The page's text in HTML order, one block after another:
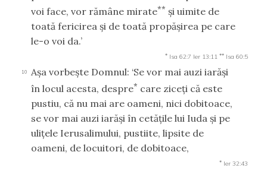
voi face, vor rămâne mirate** şi uimite de
toată fericirea şi de toată propăşirea pe care
le-o voi da.’
* Isa 62:7 Ier 13:11 ** Isa 60:5
10
Aşa vorbeşte Domnul: ‘Se vor mai auzi iarăşi
în locul acesta, despre* care ziceţi că este
pustiu, că nu mai are oameni, nici dobitoace,
se vor mai auzi iarăşi în cetăţile lui Iuda şi pe
uliţele Ierusalimului, pustiite, lipsite de
oameni, de locuitori, de dobitoace,
* Ier 32:43